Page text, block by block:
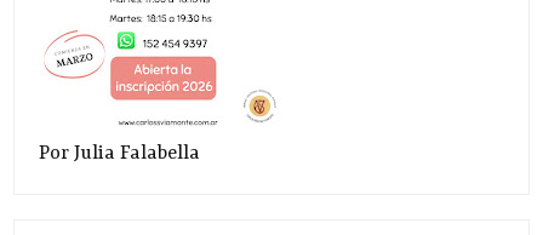
Por Julia Falabella